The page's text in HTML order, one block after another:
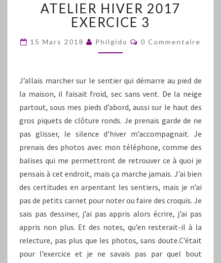
HIVER
2017
EXERCICE
3
ATELIER HIVER 2017
EXERCICE 3
15 Mars 2018 Philgido Commentaires
0 Commentaire
J’allais marcher sur le sentier qui démarre au pied de
la maison, il faisait froid, sec sans vent. De la neige
partout, sous mes pieds d’abord, aussi sur le haut des
gros piquets de clôture ronds. Je prenais garde de ne
pas glisser, le silence d’hiver m’accompagnait. Je
prenais des photos avec mon téléphone, comme des
balises qui me permettront de retrouver ce à quoi je
pensais à cet endroit, mais ça marche jamais. J’ai bien
des certitudes en arpentant les sentiers, mais je n’ai
pas de petits carnet pour noter ou faire des croquis. Je
sais pas dessiner, j’ai pas appris alors écrire, j’ai pas
appris non plus. Et des notes, qu’en resterait-il à la
relecture, pas plus que les photos, sans doute.C’était
pour l’exercice et je ne savais pas par quel bout